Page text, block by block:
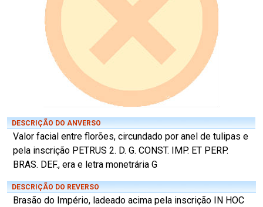
DESCRIÇÃO DO ANVERSO
Valor facial entre florões, circundado por anel de tulipas e
pela inscrição PETRUS 2. D. G. CONST. IMP. ET PERP.
BRAS. DEF., era e letra monetrária G
DESCRIÇÃO DO REVERSO
Brasão do Império, ladeado acima pela inscrição IN HOC